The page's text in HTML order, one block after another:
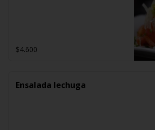
$4.600
Ensalada lechuga